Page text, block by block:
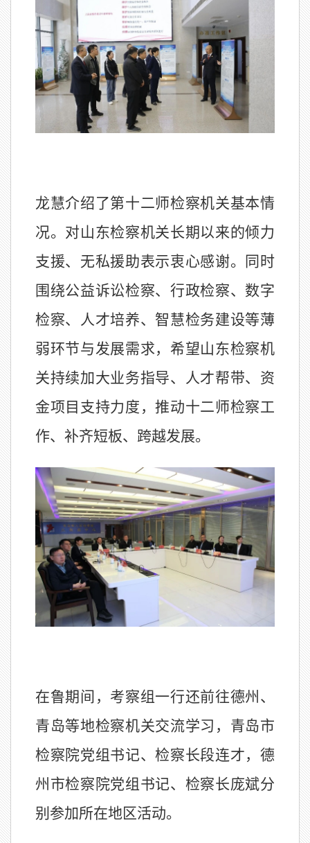
龙慧介绍了第十二师检察机关基本情
况。对山东检察机关长期以来的倾力
支援、无私援助表示衷心感谢。同时
围绕公益诉讼检察、行政检察、数字
检察、人才培养、智慧检务建设等薄
弱环节与发展需求，希望山东检察机
关持续加大业务指导、人才帮带、资
金项目支持力度，推动十二师检察工
作、补齐短板、跨越发展。
在鲁期间，考察组一行还前往德州、
青岛等地检察机关交流学习，青岛市
检察院党组书记、检察长段连才，德
州市检察院党组书记、检察长庞斌分
别参加所在地区活动。